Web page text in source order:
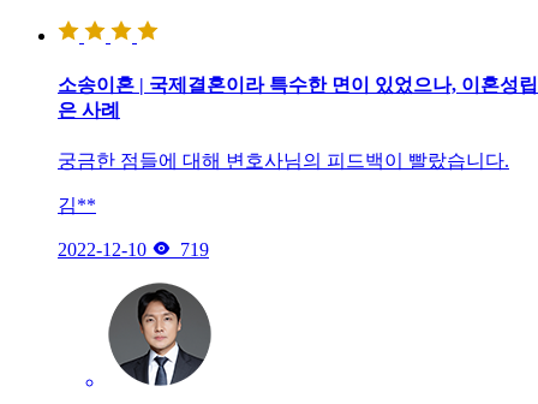
소송이혼 | 국제결혼이라 특수한 면이 있었으나, 이혼성
은 사례
궁금한 점들에 대해 변호사님의 피드백이 빨랐습니다.
김**
2022-12-10  719